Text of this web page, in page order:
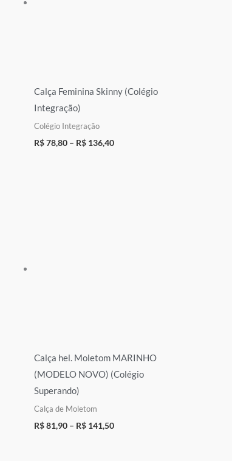
Calça Feminina Skinny (Colégio
Integração)
Colégio Integração
R$78,80 – R$ 136,40
Calça hel. Moletom MARINHO
(MODELO NOVO) (Colégio
Superando)
Calça de Moletom
R$81,90 – R$ 141,50